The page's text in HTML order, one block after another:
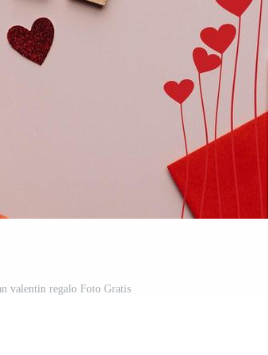
valentin regalo Foto Gratis